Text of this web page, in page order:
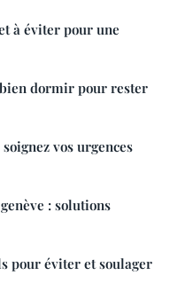
à éviter pour une
dormir pour rester
vos urgences
: solutions
pour éviter et soulager